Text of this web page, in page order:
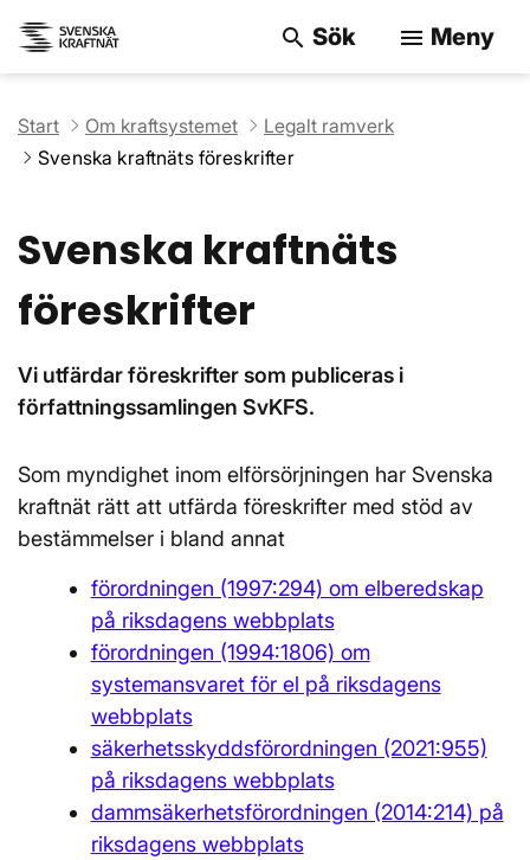
search Sök menu Meny
Start Om kraftsystemet
Legalt ramverk
Svenska kraftnäts föreskrifter
Svenska kraftnäts
föreskrifter
Vi utfärdar föreskrifter som publiceras i
författningssamlingen SvKFS.
Som myndighet inom elförsörjningen har Svenska
kraftnät rätt att utfärda föreskrifter med stöd av
bestämmelser i bland annat
förordningen (1997:294) om elberedskap
på riksdagens webbplats
förordningen (1994:1806) om
systemansvaret för el på riksdagens
webbplats
säkerhetsskyddsförordningen (2021:955)
på riksdagens webbplats
dammsäkerhetsförordningen (2014:214) på
riksdagens webbplats